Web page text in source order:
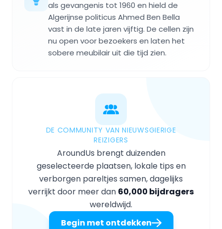
als gevangenis tot 1960 en hield de
Algerijnse politicus Ahmed Ben Bella
vast in de late jaren vijftig. De cellen zijn
nu open voor bezoekers en laten het
sobere meubilair uit die tijd zien.
DE COMMUNITY VAN NIEUWSGIERIGE
REIZIGERS
AroundUs brengt duizenden
geselecteerde plaatsen, lokale tips en
verborgen pareltjes samen, dagelijks
verrijkt door meer dan 60,000 bijdragers
wereldwijd.
Begin met ontdekken